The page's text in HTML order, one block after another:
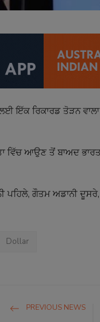
ਇੱਕ ਰਿਕਾਰਡ ਤੋੜਨ
ਵਿੱਚ ਆਉਣ ਤੋਂ ਬਾਅਦ
ਪਹਿਲੇ, ਗੌਤਮ ਅਡਾਨੀ
Dollar
PREVIOUS NEWS